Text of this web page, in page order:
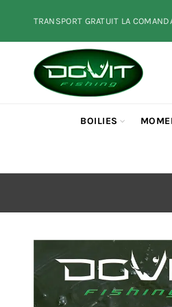
TRANSPORT GRATUIT LA
BOILIES